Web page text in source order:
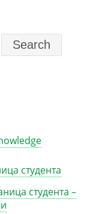
студента
студента –